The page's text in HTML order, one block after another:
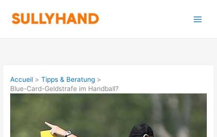
contenu
Accueil
Tipps & Beratung
Blue-Card-Geldstrafe im Handball?